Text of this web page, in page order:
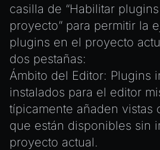
casilla de “Habilitar
proyecto” para permitir la
plugins en el proyecto
dos pestañas:
Ámbito del Editor: Plugins
instalados para el editor
típicamente añaden vistas
que están disponibles sin
proyecto actual.